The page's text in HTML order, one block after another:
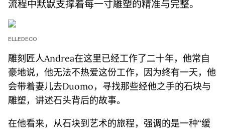
流程中默默支撑着每一寸雕塑的精准与完整。
ELLEDECO
雕刻匠人Andrea在这里已经工作了二十年，他常自
豪地说，他无法不热爱这份工作，因为终有一天，他
会带着妻儿去Duomo，寻找那些经他之手的石块与
雕塑，讲述石头背后的故事。
在他看来，从石块到艺术的旅程，强调的是一种“缓